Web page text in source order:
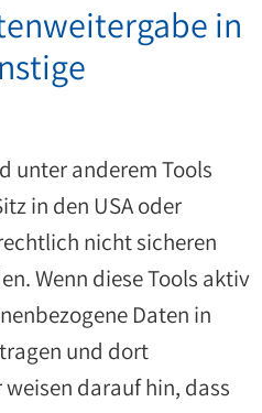
in
unter anderem Tools
in den USA oder
nicht sicheren
Wenn diese Tools aktiv
Daten in
und dort
darauf hin, dass